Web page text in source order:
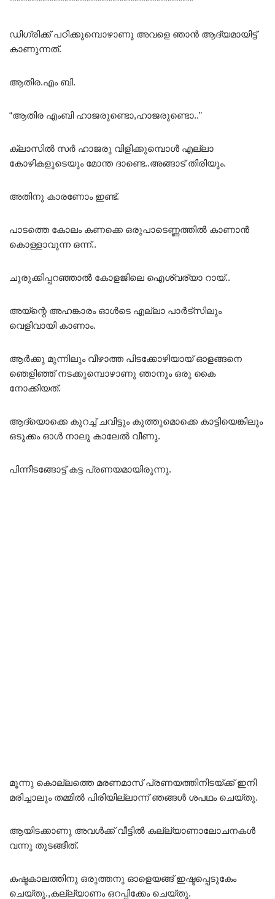
ഡിഗ്രിക്ക് പഠിക്കുമ്പൊഴാണു അവളെ ഞാൻ ആദ്യമായിട്ട്
കാണുന്നത്.
ആതിര.എം ബി.
“ആതിര എംബി ഹാജരുണ്ടൊ,ഹാജരുണ്ടൊ..”
ക്ലാസിൽ സർ ഹാജരു വിളിക്കുമ്പൊൾ എല്ലാ
കോഴികളുടെയും മോന്ത ദാണ്ടെ..അങ്ങാട് തിരിയും.
അതിനു കാരണോം ഇണ്ട്.
പാടത്തെ കോലം കണക്കെ ഒരുപാടെണ്ണത്തിൽ കാണാൻ
കൊള്ളാവുന്ന ഒന്ന്..
ചുരുക്കിപ്പറഞ്ഞാൽ കോളജിലെ ഐശ്വര്യാ റായ്..
അയ്ന്റെ അഹങ്കാരം ഓൾടെ എല്ലാ പാർട്സിലും
വെളിവായി കാണാം.
ആർക്കു മുന്നിലും വീഴാത്ത പിടക്കോഴിയായ് ഓളങ്ങനെ
ഞെളിഞ്ഞ് നടക്കുമ്പൊഴാണു ഞാനും ഒരു കൈ
നോക്കിയത്.
ആദ്യൊക്കെ കുറച്ച് ചവിട്ടും കുത്തുമൊക്കെ കാട്ടിയെങ്കിലും
ഒടുക്കം ഓൾ നാലു കാലേൽ വീണു.
പിന്നീടങ്ങോട്ട് കട്ട പ്രണയമായിരുന്നു.
മൂന്നു കൊല്ലത്തെ മരണമാസ് പ്രണയത്തിനിടയ്ക്ക് ഇനി
മരിച്ചാലും തമ്മിൽ പിരിയില്ലാന്ന് ഞങ്ങൾ ശപഥം ചെയ്തു.
ആയിടക്കാണു അവൾക്ക് വീട്ടിൽ കല്ല്യാണാലോചനകൾ
വന്നു തുടങ്ങീത്.
കഷ്ടകാലത്തിനു ഒരുത്തനു ഓളെയങ്ങ് ഇഷ്ടപ്പെടുകേം
ചെയ്തു.,കല്ല്യാണം ഒറപ്പിക്കേം ചെയ്തു.